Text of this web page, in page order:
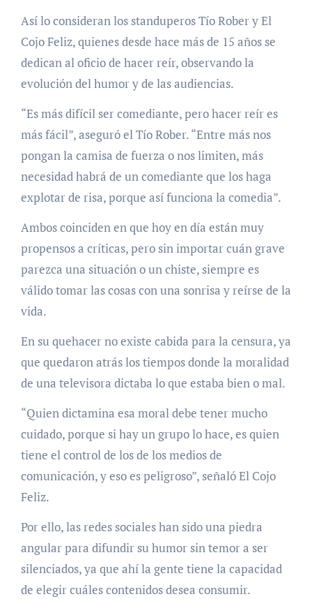
Así lo consideran los standuperos Tío Rober y El
Cojo Feliz, quienes desde hace más de 15 años se
dedican al oficio de hacer reír, observando la
evolución del humor y de las audiencias.
“Es más difícil ser comediante, pero hacer reír es
más fácil”, aseguró el Tío Rober. “Entre más nos
pongan la camisa de fuerza o nos limiten, más
necesidad habrá de un comediante que los haga
explotar de risa, porque así funciona la comedia”.
Ambos coinciden en que hoy en día están muy
propensos a críticas, pero sin importar cuán grave
parezca una situación o un chiste, siempre es
válido tomar las cosas con una sonrisa y reírse de la
vida.
En su quehacer no existe cabida para la censura, ya
que quedaron atrás los tiempos donde la moralidad
de una televisora dictaba lo que estaba bien o mal.
“Quien dictamina esa moral debe tener mucho
cuidado, porque si hay un grupo lo hace, es quien
tiene el control de los de los medios de
comunicación, y eso es peligroso”, señaló El Cojo
Feliz.
Por ello, las redes sociales han sido una piedra
angular para difundir su humor sin temor a ser
silenciados, ya que ahí la gente tiene la capacidad
de elegir cuáles contenidos desea consumir.